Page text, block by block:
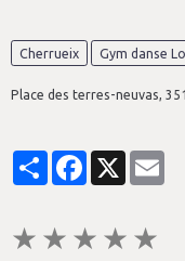
Cherrueix Gym danse
Place des terres-neuvas,
PartagerFacebook
X
★ ★ ★ ★ ★